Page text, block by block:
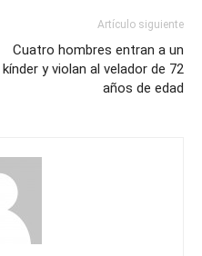
Artículo siguiente
Cuatro hombres entran a un
kínder y violan al velador de 72
años de edad